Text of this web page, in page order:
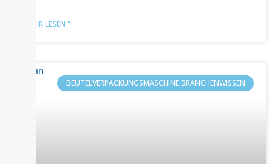
MEHR LESEN "
BEUTELVERPACKUNGSMASCHINE BRANCHENWISSEN